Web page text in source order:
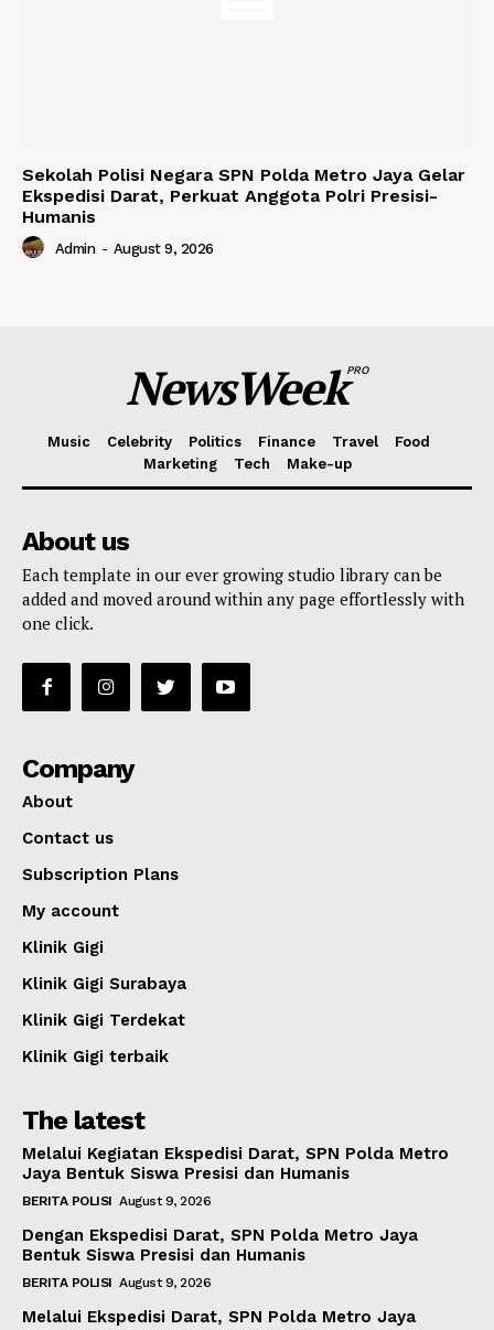
Sekolah Polisi Negara SPN Polda Metro Jaya Gelar
Ekspedisi Darat, Perkuat Anggota Polri Presisi-
Humanis
Admin - August 9, 2026
NewsWeekPRO
Music Celebrity Politics Finance Travel
Food
Marketing
Tech Make-up
About us
Each template in our ever growing studio library can be
added and moved around within any page effortlessly with
one click.
Company
About
Contact us
Subscription Plans
My account
Klinik Gigi
Klinik Gigi Surabaya
Klinik Gigi Terdekat
Klinik Gigi terbaik
The latest
Melalui Kegiatan Ekspedisi Darat, SPN Polda Metro
Jaya Bentuk Siswa Presisi dan Humanis
BERITA POLISI August 9, 2026
Dengan Ekspedisi Darat, SPN Polda Metro Jaya
Bentuk Siswa Presisi dan Humanis
BERITA POLISI August 9, 2026
Melalui Ekspedisi Darat, SPN Polda Metro Jaya